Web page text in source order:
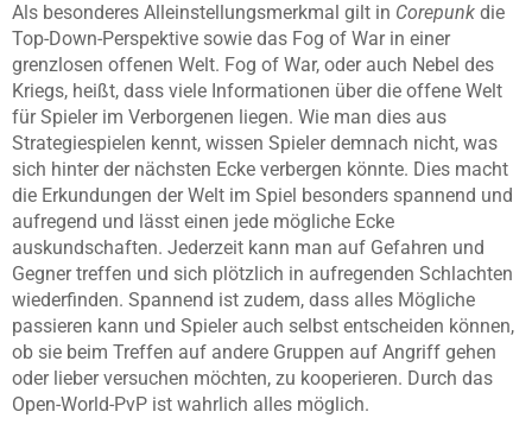
Als besonderes Alleinstellungsmerkmal gilt in Corepunk die
Top-Down-Perspektive sowie das Fog of War in einer
grenzlosen offenen Welt. Fog of War, oder auch Nebel des
Kriegs, heißt, dass viele Informationen über die offene Welt
für Spieler im Verborgenen liegen. Wie man dies aus
Strategiespielen kennt, wissen Spieler demnach nicht, was
sich hinter der nächsten Ecke verbergen könnte. Dies macht
die Erkundungen der Welt im Spiel besonders spannend und
aufregend und lässt einen jede mögliche Ecke
auskundschaften. Jederzeit kann man auf Gefahren und
Gegner treffen und sich plötzlich in aufregenden Schlachten
wiederfinden. Spannend ist zudem, dass alles Mögliche
passieren kann und Spieler auch selbst entscheiden können,
ob sie beim Treffen auf andere Gruppen auf Angriff gehen
oder lieber versuchen möchten, zu kooperieren. Durch das
Open-World-PvP ist wahrlich alles möglich.